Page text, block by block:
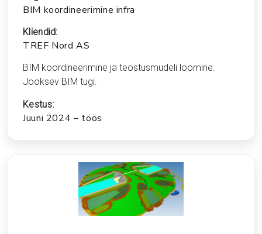
BIM koordineerimine infra
Kliendid:
TREF Nord AS
BIM koordineerimine ja teostusmudeli loomine.
Jooksev BIM tugi.
Kestus:
Juuni 2024 – töös